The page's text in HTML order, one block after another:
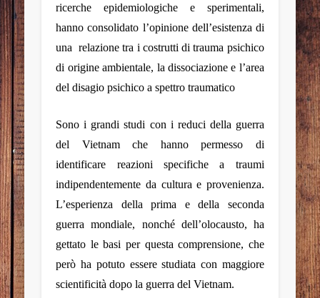
ricerche epidemiologiche e sperimentali,
hanno consolidato l’opinione dell’esistenza di
una relazione tra i costrutti di trauma psichico
di origine ambientale, la dissociazione e l’area
del disagio psichico a spettro traumatico
Sono i grandi studi con i reduci della guerra
del Vietnam che hanno permesso di
identificare reazioni specifiche a traumi
indipendentemente da cultura e provenienza.
L’esperienza della prima e della seconda
guerra mondiale, nonché dell’olocausto, ha
gettato le basi per questa comprensione, che
però ha potuto essere studiata con maggiore
scientificità dopo la guerra del Vietnam.